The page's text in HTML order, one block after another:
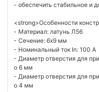
- обеспечить стабильное и
<strong>Особенности
- Материал: латунь Л56
- Сечение: 6х9 мм
- Номинальный ток In: 100 А
- Диаметр отверстия для
o 6 мм
- Диаметр отверстия для
o 4 мм